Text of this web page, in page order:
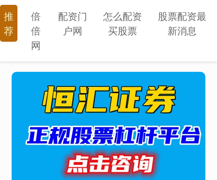
推
荐
倍
倍
网
配资门
户网
怎么配资
买股票
股票配资最
新消息